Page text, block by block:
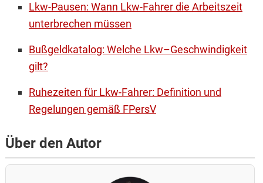
Lkw-Pausen: Wann Lkw-Fahrer die Arbeitszeit
unterbrechen müssen
Bußgeldkatalog: Welche Lkw–Geschwindigkeit
gilt?
Ruhezeiten für Lkw-Fahrer: Definition und
Regelungen gemäß FPersV
Über den Autor